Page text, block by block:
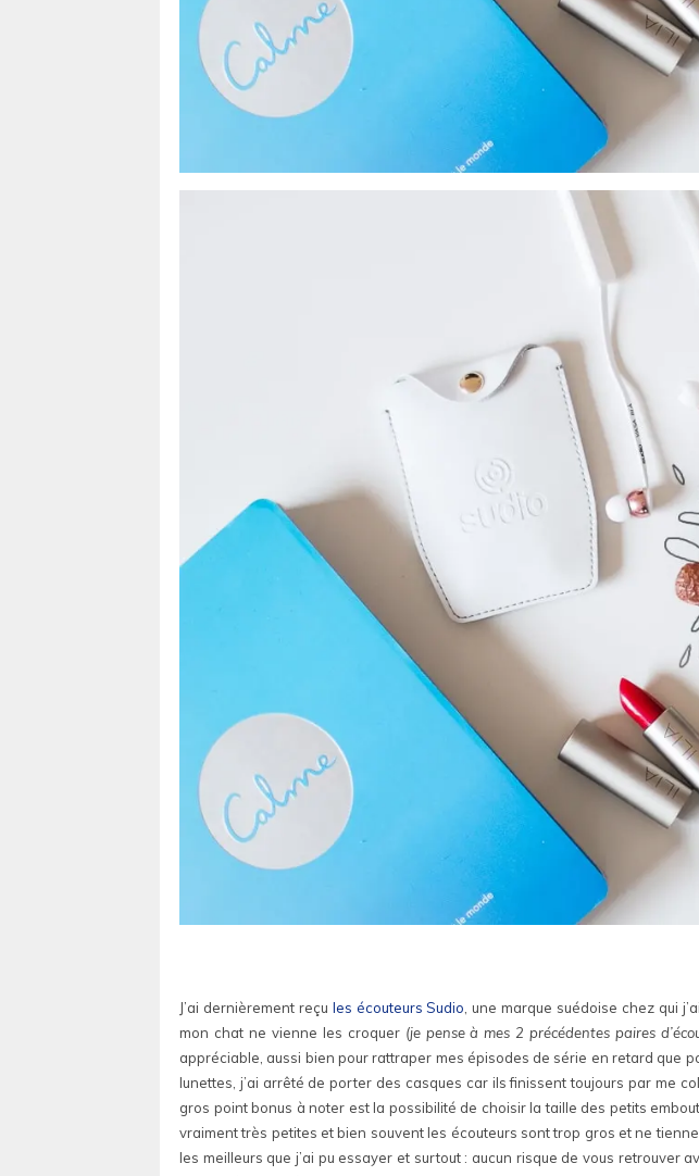
J’ai dernièrement reçu les écouteurs Sudio, une marque suédoise chez qui
mon chat ne vienne les croquer (je pense à mes 2 précédentes paires
appréciable, aussi bien pour rattraper mes épisodes de série en retard que
lunettes, j’ai arrêté de porter des casques car ils finissent toujours par me
gros point bonus à noter est la possibilité de choisir la taille des petits
vraiment très petites et bien souvent les écouteurs sont trop gros et ne
les meilleurs que j’ai pu essayer et surtout : aucun risque de vous retrouver